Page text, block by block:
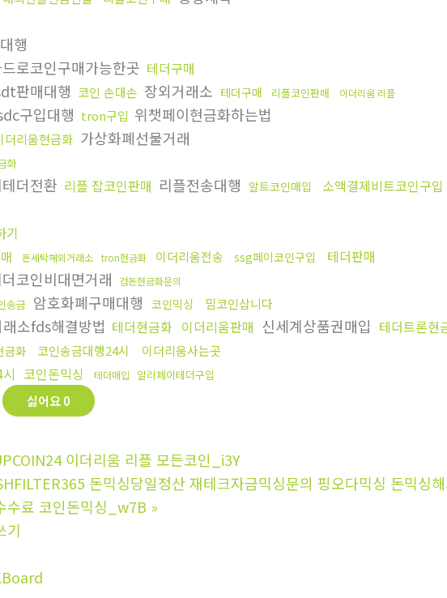
행
로코인구매가능한곳 테더구매
판매대행 코인 손대손 장외거래소 테더구매 리플코인판매 이더리움 리플
구입대행 tron구입 위챗페이현금화하는법
더리움현금화 가상화폐선물거래
화
더전환 리플 잡코인판매 리플전송대행 알트코인매입 소액결제비트코인구입
기
돈세탁해외거래소 tron현금화 이더리움전송 ssg페이코인구입 테더판매
코인비대면거래 검돈현금화문의
송금 암호화폐구매대행 코인믹싱 밈코인삽니다
소fds해결방법 테더현금화 이더리움판매 신세계상품권매입 테더트론현
금화 코인송금대행24시 이더리움사는곳
코인돈믹싱 테더매입 알리페이테더구입
싫어요0
이더리움 리플 모든코인_i3Y
돈믹싱당일정산 재테크자금믹싱문의 핑오다믹싱 돈믹싱
수료 코인돈믹싱_w7B »
기